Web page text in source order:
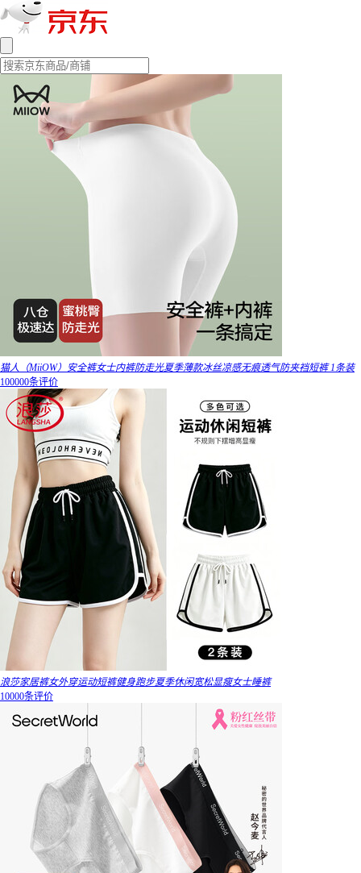
猫人（MiiOW）安全裤女士内裤防走光夏季薄款冰丝凉感无痕透气防夹裆短裤 1条装
100000条评价
浪莎家居裤女外穿运动短裤健身跑步夏季休闲宽松显瘦女士睡裤
10000条评价